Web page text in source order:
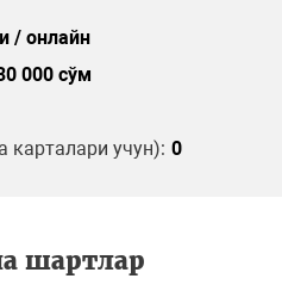
/ онлайн
000 сўм
карталари учун): 0
шартлар